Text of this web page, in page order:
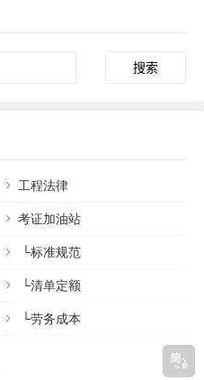
工程法律
考证加油站
└标准规范
└清单定额
└劳务成本